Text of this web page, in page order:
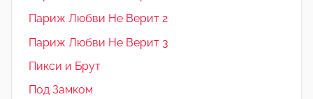
Париж Любви Не Верит 2
Париж Любви Не Верит 3
Пикси и Брут
Под Замком